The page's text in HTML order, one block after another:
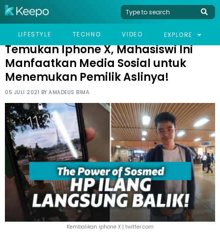
LIFESTYLE TECHNO VIDEO EXPLORE
HOME VIRAL
TEMUKAN IPHONE X, MAHASISWI INI MANFAATKAN MEDIA SOSIAL
Temukan Iphone X, Mahasiswi Ini
Manfaatkan Media Sosial untuk
Menemukan Pemilik Aslinya!
05 JULI 2021 BY AMADEUS BIMA
Kembalikan iphone X | twitter.com